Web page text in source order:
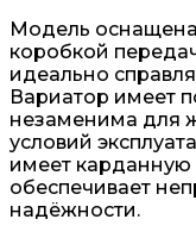
Модель
коробкой
идеально
Вариатор имеет
незаменима для
условий
имеет карданную
обеспечивает
надёжности.